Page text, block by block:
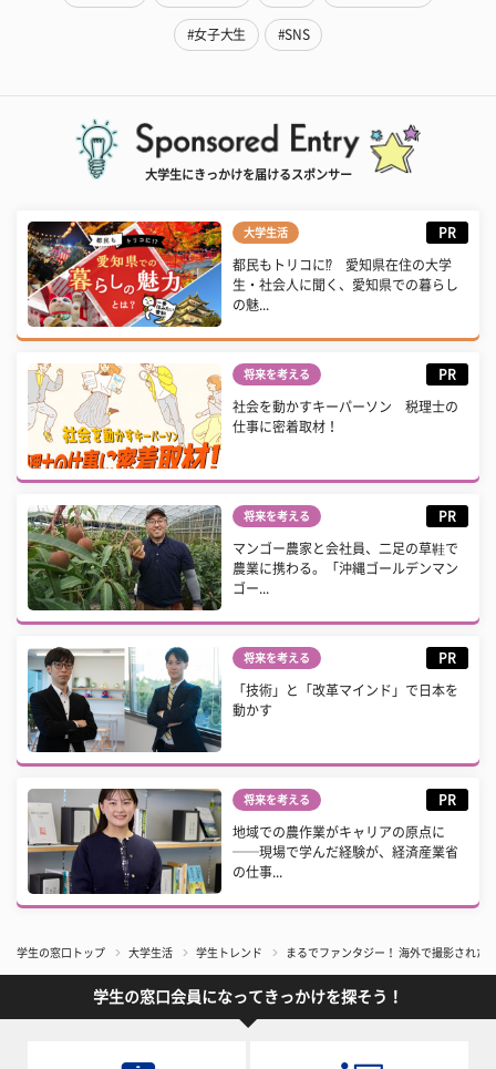
#女子大生 #SNS
大学生にきっかけを届けるスポンサー
大学生活 PR
都民もトリコに⁉ 愛知県在住の大学
生・社会人に聞く、愛知県での暮らし
の魅...
将来を考える PR
社会を動かすキーパーソン 税理士の
仕事に密着取材！
将来を考える PR
マンゴー農家と会社員、二足の草鞋で
農業に携わる。「沖縄ゴールデンマン
ゴー...
将来を考える PR
「技術」と「改革マインド」で日本を
動かす
将来を考える PR
地域での農作業がキャリアの原点に
──現場で学んだ経験が、経済産業省
の仕事...
学生の窓口トップ 大学生活 学生トレンド まるでファンタジー！ 海外で撮影された
学生の窓口会員になってきっかけを探そう！